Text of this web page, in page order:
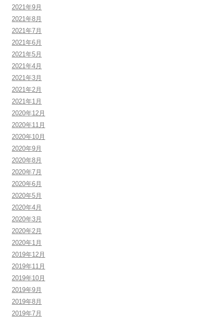
2021年9月
2021年8月
2021年7月
2021年6月
2021年5月
2021年4月
2021年3月
2021年2月
2021年1月
2020年12月
2020年11月
2020年10月
2020年9月
2020年8月
2020年7月
2020年6月
2020年5月
2020年4月
2020年3月
2020年2月
2020年1月
2019年12月
2019年11月
2019年10月
2019年9月
2019年8月
2019年7月